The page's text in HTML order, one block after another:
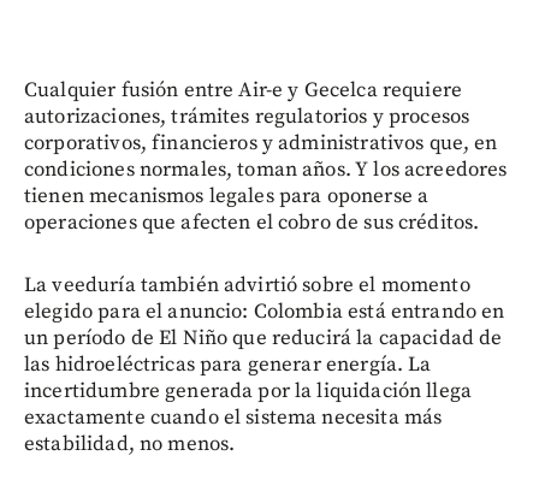
Cualquier fusión entre Air-e y Gecelca requiere
autorizaciones, trámites regulatorios y procesos
corporativos, financieros y administrativos que, en
condiciones normales, toman años. Y los acreedores
tienen mecanismos legales para oponerse a
operaciones que afecten el cobro de sus créditos.
La veeduría también advirtió sobre el momento
elegido para el anuncio: Colombia está entrando en
un período de El Niño que reducirá la capacidad de
las hidroeléctricas para generar energía. La
incertidumbre generada por la liquidación llega
exactamente cuando el sistema necesita más
estabilidad, no menos.